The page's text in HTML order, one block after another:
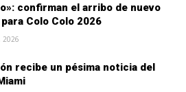
confirman el arribo de nuevo
Colo Colo 2026
2026
recibe un pésima noticia del